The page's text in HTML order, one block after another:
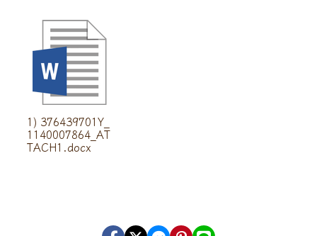
1) 376439701Y_
1140007864_AT
TACH1.docx